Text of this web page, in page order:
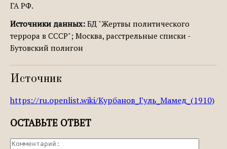
ГА РФ.
Источники данных: БД "Жертвы политического
террора в СССР"; Москва, расстрельные списки -
Бутовский полигон
Источник
https://ru.openlist.wiki/Курбанов_Гуль_Мамед_(1910)
ОСТАВЬТЕ ОТВЕТ